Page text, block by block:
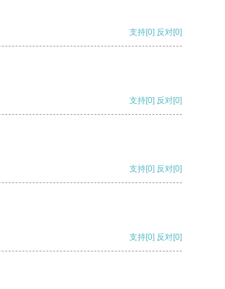
支持[0] 反对[0]
支持[0] 反对[0]
支持[0] 反对[0]
支持[0] 反对[0]